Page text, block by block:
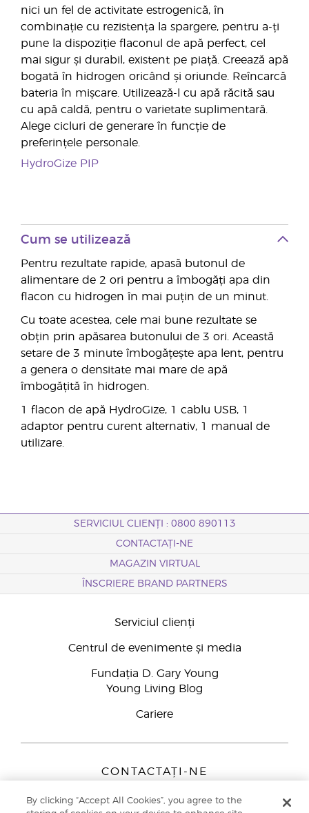
nici un fel de activitate estrogenică, în
combinație cu rezistența la spargere, pentru a-ți
pune la dispoziție flaconul de apă perfect, cel
mai sigur și durabil, existent pe piață. Creează apă
bogată în hidrogen oricând și oriunde. Reîncarcă
bateria în mișcare. Utilizează-l cu apă răcită sau
cu apă caldă, pentru o varietate suplimentară.
Alege cicluri de generare în funcție de
preferințele personale.
HydroGize PIP
Cum se utilizează
Pentru rezultate rapide, apasă butonul de
alimentare de 2 ori pentru a îmbogăți apa din
flacon cu hidrogen în mai puțin de un minut.
Cu toate acestea, cele mai bune rezultate se
obțin prin apăsarea butonului de 3 ori. Această
setare de 3 minute îmbogățește apa lent, pentru
a genera o densitate mai mare de apă
îmbogățită în hidrogen.
1 flacon de apă HydroGize, 1 cablu USB, 1
adaptor pentru curent alternativ, 1 manual de
utilizare.
SERVICIUL CLIENȚI : 0800 890113
CONTACTAȚI-NE
MAGAZIN VIRTUAL
ÎNSCRIERE BRAND PARTNERS
Serviciul clienți
Centrul de evenimente și media
Fundația D. Gary Young
Young Living Blog
Cariere
CONTACTAȚI-NE
Peizerweg 97
By clicking “Accept All Cookies”, you agree to the